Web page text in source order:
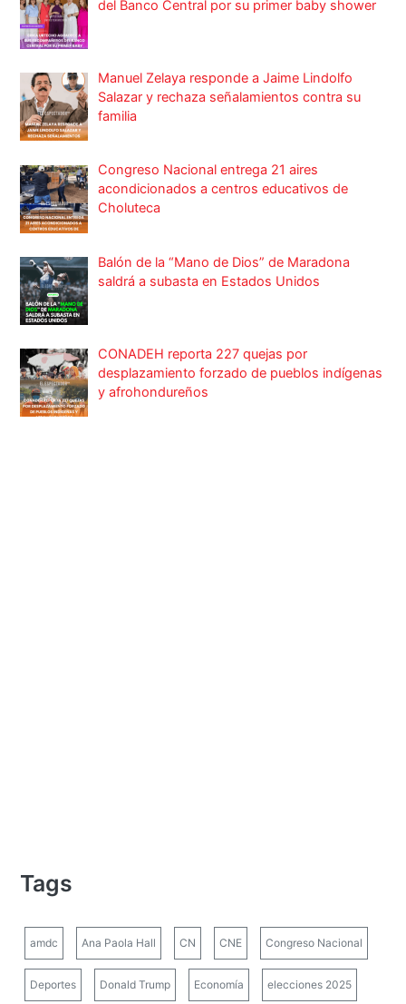
del Banco Central por su primer baby shower
Manuel Zelaya responde a Jaime Lindolfo
Salazar y rechaza señalamientos contra su
familia
Congreso Nacional entrega 21 aires
acondicionados a centros educativos de
Choluteca
Balón de la “Mano de Dios” de Maradona
saldrá a subasta en Estados Unidos
CONADEH reporta 227 quejas por
desplazamiento forzado de pueblos indígenas
y afrohondureños
Tags
amdc Ana Paola Hall CN CNE Congreso Nacional
Deportes Donald Trump Economía elecciones 2025